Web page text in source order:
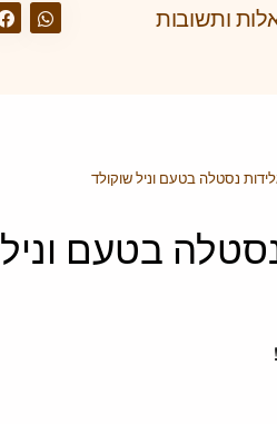
ותשובות
נסטלה בטעם וניל שוקולד
בטעם וניל